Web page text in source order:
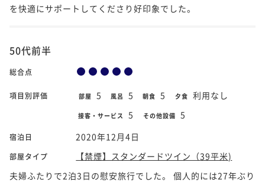
を快適にサポートしてくださり好印象でした。
50代前半
総合点
項目別評価 部屋 5 風呂 5 朝食 5 夕食 利用なし
接客・サービス 5 その他設備 5
宿泊日 2020年12月4日
部屋タイプ
【禁煙】スタンダードツイン（39平米)
夫婦ふたりで2泊3日の慰安旅行でした。 個人的には27年ぶり